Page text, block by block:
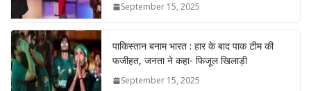
September 15, 2025
पाकिस्तान बनाम भारत : हार के बाद पाक टीम की
फजीहत, जनता ने कहा- फिजूल खिलाड़ी
September 15, 2025